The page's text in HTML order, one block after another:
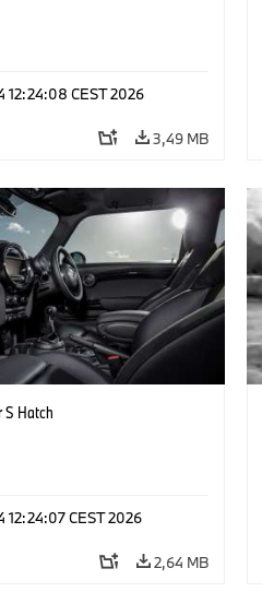
12:24:08 CEST 2026
3,49 MB
S Hatch
12:24:07 CEST 2026
2,64 MB